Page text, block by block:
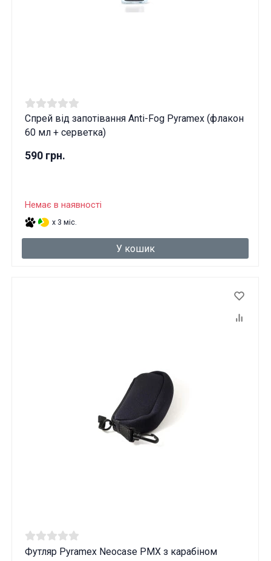
Спрей від запотівання Anti-Fog Pyramex (флакон
60 мл + серветка)
590 грн.
Немає в наявності
x 3 міс.
У кошик
Футляр Pyramex Neocase PMX з карабіном